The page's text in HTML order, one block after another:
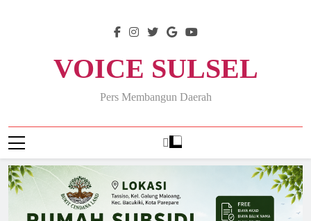
VOICE SULSEL
Pers Membangun Daerah